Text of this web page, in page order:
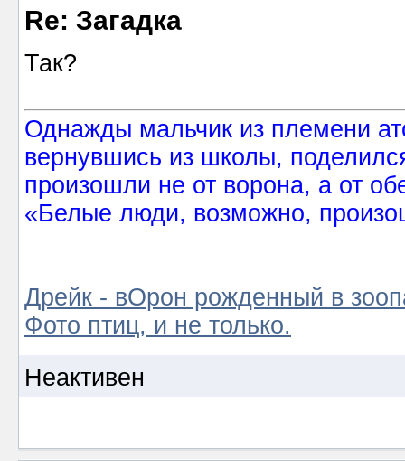
Re: Загадка
Так?
Однажды мальчик из племени
вернувшись из школы,
произошли не от ворона, а от
«Белые люди, возможно,
Дрейк - вОрон рожденный в
Фото птиц, и не только.
Неактивен